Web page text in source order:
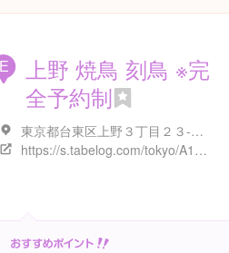
E
上野 焼鳥 刻鳥 ※完
全予約制
東京都台東区上野３丁目２３-３ J-ROADビル 2F
https://s.tabelog.com/tokyo/A1311/A131101/13265836/top_amp/